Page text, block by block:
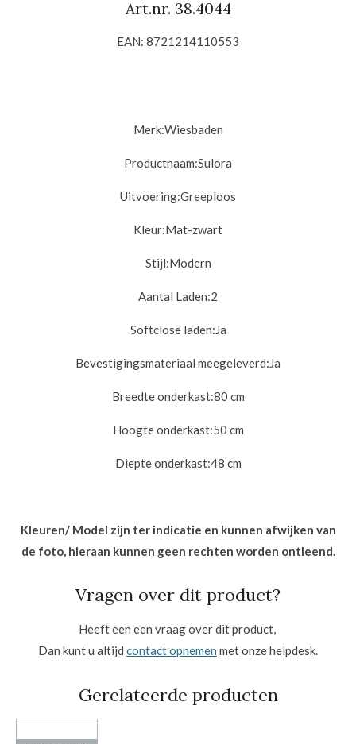
Art.nr. 38.4044
EAN: 8721214110553
Merk:Wiesbaden
Productnaam:Sulora
Uitvoering:Greeploos
Kleur:Mat-zwart
Stijl:Modern
Aantal Laden:2
Softclose laden:Ja
Bevestigingsmateriaal meegeleverd:Ja
Breedte onderkast:80 cm
Hoogte onderkast:50 cm
Diepte onderkast:48 cm
Kleuren/ Model zijn ter indicatie en kunnen afwijken van
de foto, hieraan kunnen geen rechten worden ontleend.
Vragen over dit product?
Heeft een een vraag over dit product,
Dan kunt u altijd contact opnemen met onze helpdesk.
Gerelateerde producten